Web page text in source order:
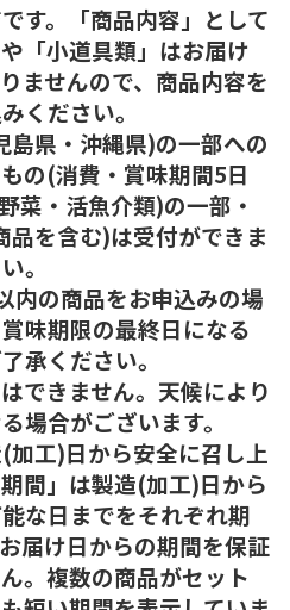
す。「商品内容」として
「小道具類」はお届け
ませんので、商品内容を
ください。
県・沖縄県)の一部への
の(消費・賞味期間5日
菜・活魚介類)の一部・
を含む)は受付ができま
。
の商品をお申込みの場
味期限の最終日になる
承ください。
できません。天候により
場合がございます。
工)日から安全に召し上
間」は製造(加工)日から
な日までをそれぞれ期
届け日からの期間を保証
。複数の商品がセット